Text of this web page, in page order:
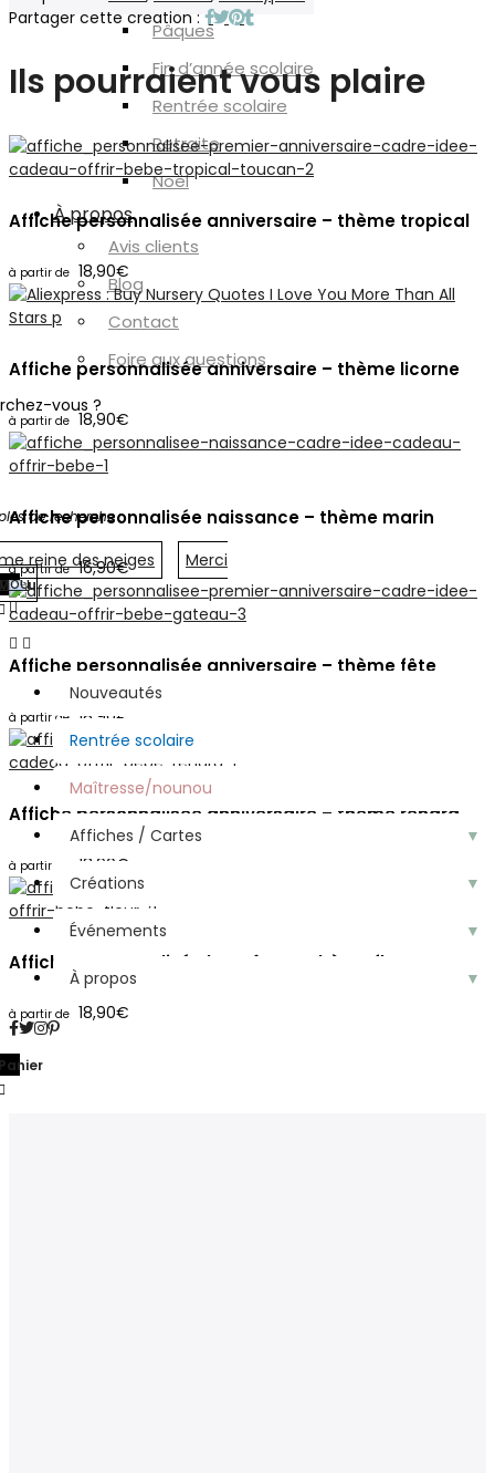
Pâques
Fin d’année scolaire
Rentrée scolaire
Retraite
Noël
À propos
Avis clients
Blog
Contact
Foire aux questions
vous ?
de recherche :
reine des neiges
Merci
Expédition rapide
Nouveautés
Rentrée scolaire
Maîtresse/nounou
Affiches / Cartes ▼
Créations ▼
Événements ▼
À propos ▼
Ils pourraient vous plaire
Affiche personnalisée anniversaire – thème tropical
18,90€
Affiche personnalisée anniversaire – thème licorne
18,90€
Affiche personnalisée naissance – thème marin
16,90€
Affiche personnalisée anniversaire – thème fête
18,90€
Affiche personnalisée anniversaire – thème renard
18,90€
Affiche personnalisée baptême – thème fleurs
18,90€